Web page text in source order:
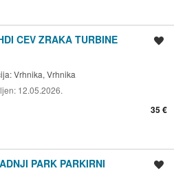
CEV ZRAKA TURBINE
Vrhnika, Vrhnika
12.05.2026.
35 €
PARK PARKIRNI